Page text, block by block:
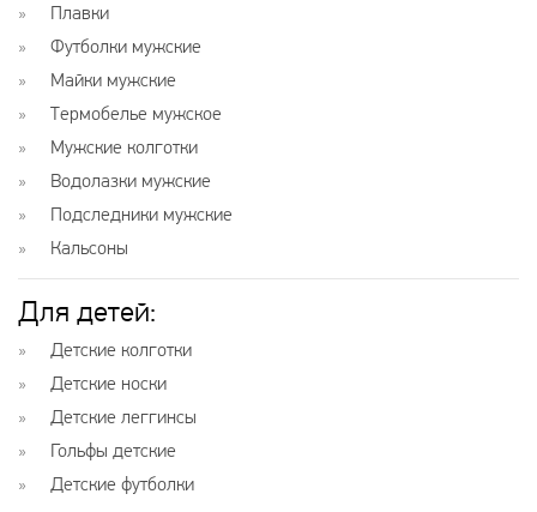
Плавки
Футболки мужские
Майки мужские
Термобелье мужское
Мужские колготки
Водолазки мужские
Подследники мужские
Кальсоны
Для детей:
Детские колготки
Детские носки
Детские леггинсы
Гольфы детские
Детские футболки